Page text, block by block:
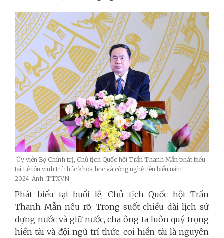
Ủy viên Bộ Chính trị, Chủ tịch Quốc hội Trần Thanh Mẫn phát biểu
tại Lễ tôn vinh trí thức khoa học và công nghệ tiêu biểu năm
2024_Ảnh: TTXVN
Phát biểu tại buổi lễ, Chủ tịch Quốc hội Trần
Thanh Mẫn nêu rõ: Trong suốt chiều dài lịch sử
dựng nước và giữ nước, cha ông ta luôn quý trọng
hiền tài và đội ngũ trí thức, coi hiền tài là nguyên